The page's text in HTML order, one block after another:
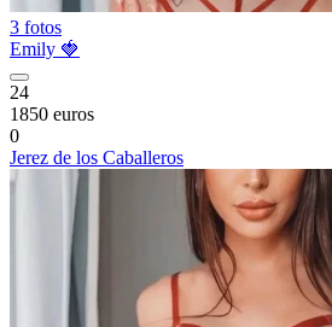
3 fotos
Emily 🍓
24
1850 euros
0
Jerez de los Caballeros